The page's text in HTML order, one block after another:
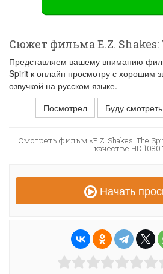
Сюжет фильма E.Z.
Представляем вашему вниманию
Spirit к онлайн просмотру с хорошим
озвучкой на русском языке.
Посмотрел
Буду смотреть
Смотреть фильм «E.Z. Shakes: The
качестве HD 1080
Начать